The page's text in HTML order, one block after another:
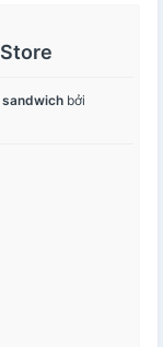
sandwich bởi